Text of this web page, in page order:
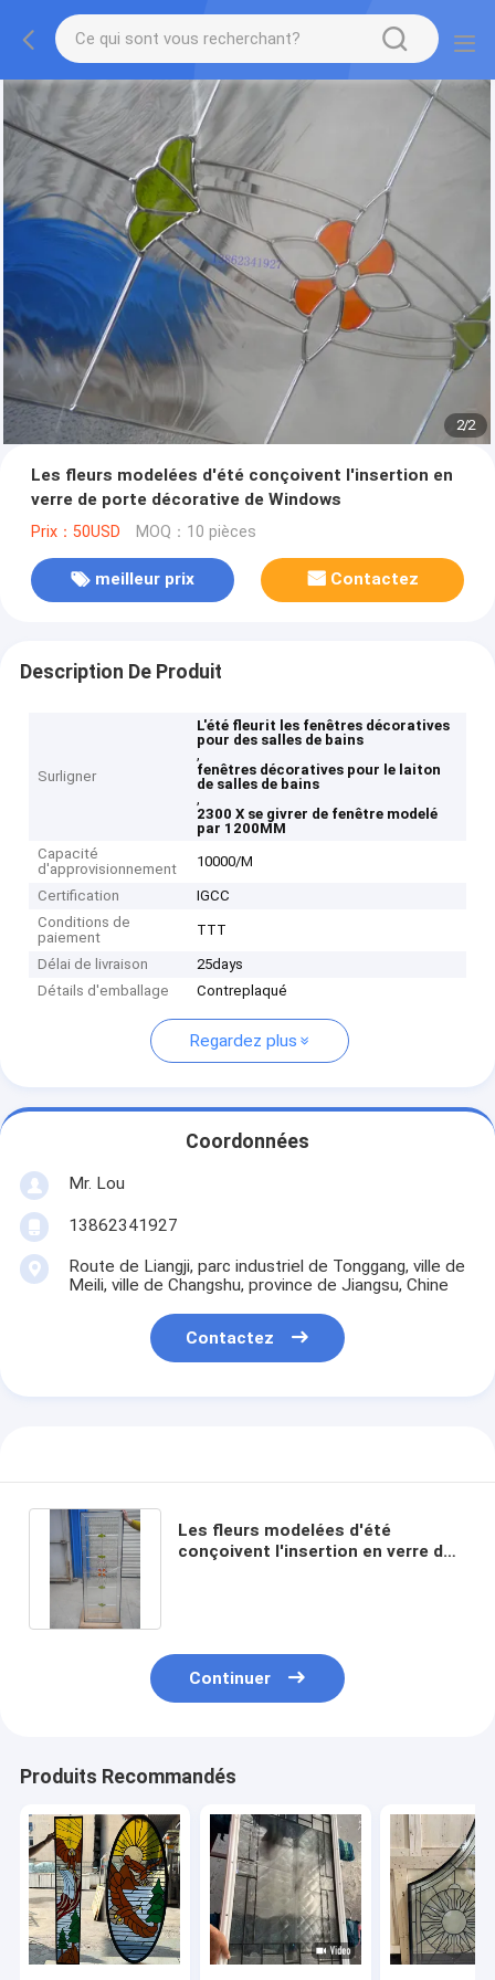
2/2
Les fleurs modelées d'été conçoivent l'insertion en
verre de porte décorative de Windows
Prix：50USD MOQ：10 pièces
meilleur prix Contactez
Description De Produit
Surligner
L'été fleurit les fenêtres décoratives
pour des salles de bains
,
fenêtres décoratives pour le laiton
de salles de bains
,
2300 X se givrer de fenêtre modelé
par 1200MM
Capacité
d'approvisionnement
10000/M
Certification
IGCC
Conditions de
paiement
TTT
Délai de livraison
25days
Détails d'emballage
Contreplaqué
Regardez plus
Coordonnées
Mr. Lou
13862341927
Route de Liangji, parc industriel de Tonggang, ville de
Meili, ville de Changshu, province de Jiangsu, Chine
Contactez
Les fleurs modelées d'été
conçoivent l'insertion en verre de
Continuer
Produits Recommandés